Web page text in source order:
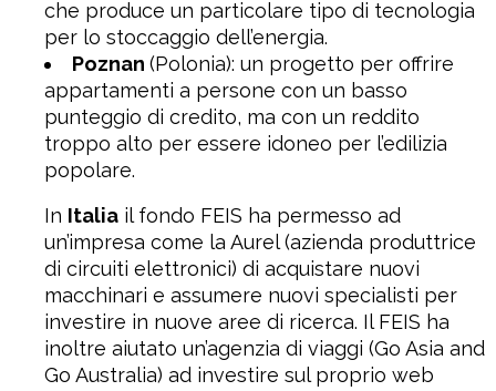
che produce un particolare tipo di tecnologia
per lo stoccaggio dell’energia.
Poznan (Polonia): un progetto per offrire
appartamenti a persone con un basso
punteggio di credito, ma con un reddito
troppo alto per essere idoneo per l’edilizia
popolare.
In Italia il fondo FEIS ha permesso ad
un’impresa come la Aurel (azienda produttrice
di circuiti elettronici) di acquistare nuovi
macchinari e assumere nuovi specialisti per
investire in nuove aree di ricerca. Il FEIS ha
inoltre aiutato un’agenzia di viaggi (Go Asia and
Go Australia) ad investire sul proprio web